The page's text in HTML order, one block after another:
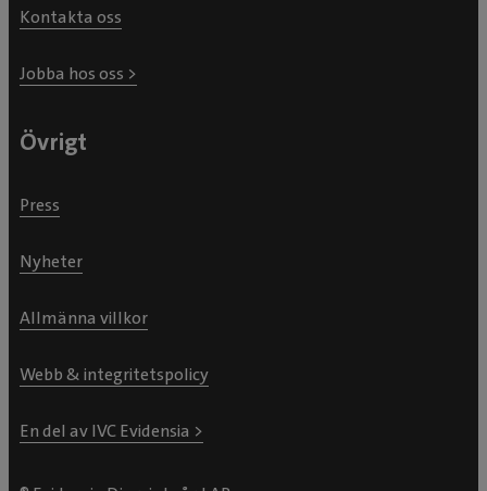
Kontakta oss
Jobba hos oss >
Övrigt
Press
Nyheter
Allmänna villkor
Webb & integritetspolicy
En del av IVC Evidensia >